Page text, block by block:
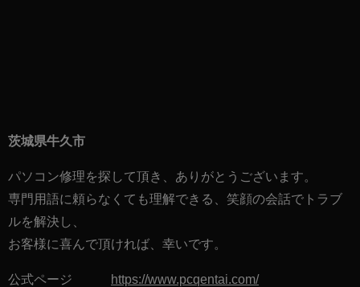
茨城県牛久市
パソコン修理を探して頂き、ありがとうございます。
専門用語に頼らなくても理解できる、笑顔の会話でトラブ
ルを解決し、
お客様に喜んで頂ければ、幸いです。
公式ページ https://www.pcqentai.com/